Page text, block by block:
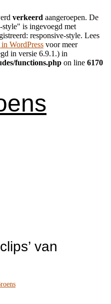
verkeerd aangeroepen. De
is ingevoegd met
responsive-style. Lees
WordPress voor meer
in versie 6.9.1.) in
functions.php on line 6170
van